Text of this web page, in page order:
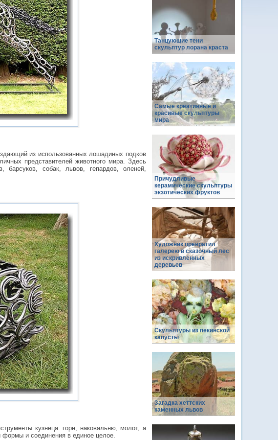
из использованных лошадиных подков
представителей животного мира. Здесь
барсуков, собак, львов, гепардов, оленей,
кузнеца: горн, наковальню, молот, а
формы и соединения в единое целое.
Танцующие тени
скульптур лорана краста
Самые креативные и
красивые скульптуры
мира
Причудливые
керамические скульптуры
экзотических фруктов
Художник превратил
галерею в сказочный лес
из искривленных
деревьев
Скульптуры из пекинской
капусты
Загадка хеттских
каменных львов